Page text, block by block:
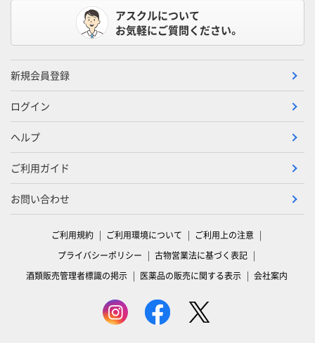
アスクルについて
お気軽にご質問ください。
新規会員登録
ログイン
ヘルプ
ご利用ガイド
お問い合わせ
ご利用規約 ご利用環境について
ご利用上の注意
プライバシーポリシー
古物営業法に基づく表記
酒類販売管理者標識の掲示
医薬品の販売に関する表示 会社案内